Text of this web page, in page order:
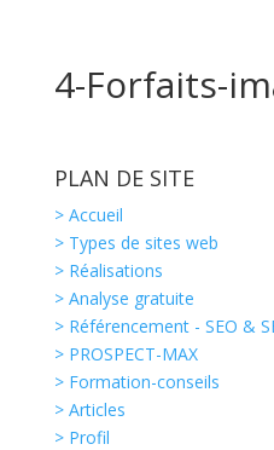
4-Forfaits-
PLAN DE SITE
> Accueil
> Types de sites web
> Réalisations
> Analyse gratuite
> Référencement - SEO &
> PROSPECT-MAX
> Formation-conseils
> Articles
> Profil